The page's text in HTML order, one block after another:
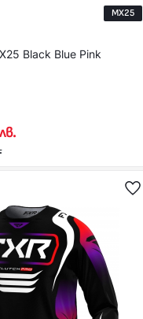
MX25
Black Blue Pink